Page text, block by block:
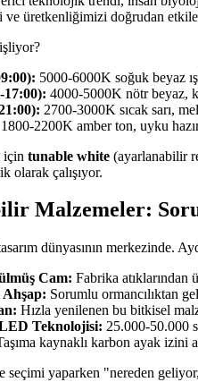
üretkenliğimizi doğrudan
5000-6000K soğuk beyaz
17:00): 4000-5000K nötr beyaz,
2700-3000K sıcak sarı,
1800-2200K amber ton, uyku
için tunable white (ayarlanabilir
olarak çalışıyor.
Malzemeler:
dünyasının merkezinde.
Cam: Fabrika atıklarından
Ahşap: Sorumlu ormancılıktan
Hızla yenilenen bu bitkisel
Teknolojisi: 25.000-50.000
kaynaklı karbon ayak izini
seçimi yaparken "nereden